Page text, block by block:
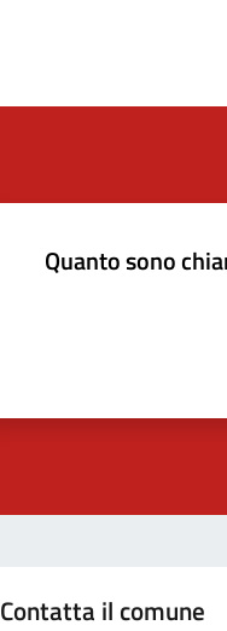
Quanto sono
Contatta il comune